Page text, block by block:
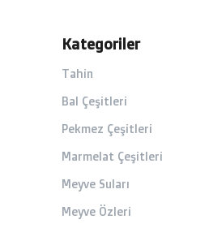
Kategoriler
Tahin
Bal Çeşitleri
Pekmez Çeşitleri
Marmelat Çeşitleri
Meyve Suları
Meyve Özleri